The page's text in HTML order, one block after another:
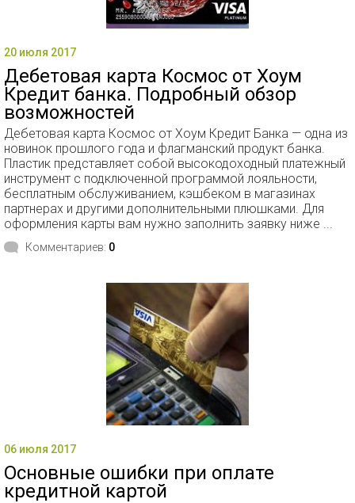
20 июля 2017
Дебетовая карта Космос от Хоум
Кредит банка. Подробный обзор
возможностей
Дебетовая карта Космос от Хоум Кредит Банка — одна из
новинок прошлого года и флагманский продукт банка.
Пластик представляет собой высокодоходный платежный
инструмент с подключенной программой лояльности,
бесплатным обслуживанием, кэшбеком в магазинах
партнерах и другими дополнительными плюшками. Для
оформления карты вам нужно заполнить заявку ниже ...
Комментариев: 0
06 июля 2017
Основные ошибки при оплате
кредитной картой